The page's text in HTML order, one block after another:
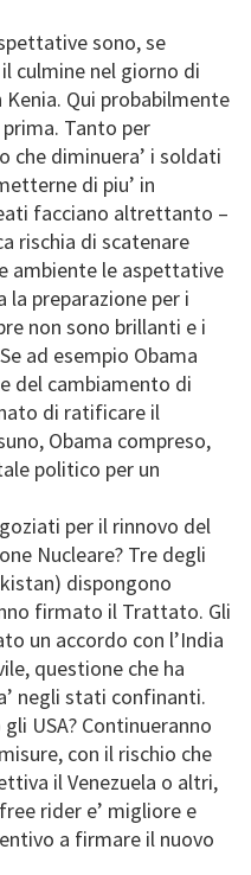
sono, se
culmine nel giorno di
Qui probabilmente
Tanto per
che diminuera’ i soldati
di piu’ in
facciano altrettanto –
rischia di scatenare
ambiente le aspettative
preparazione per i
non sono brillanti e i
ad esempio Obama
del cambiamento di
di ratificare il
Obama compreso,
politico per un
per il rinnovo del
Nucleare? Tre degli
dispongono
firmato il Trattato. Gli
un accordo con l’India
questione che ha
negli stati confinanti.
USA? Continueranno
con il rischio che
il Venezuela o altri,
rider e’ migliore e
a firmare il nuovo